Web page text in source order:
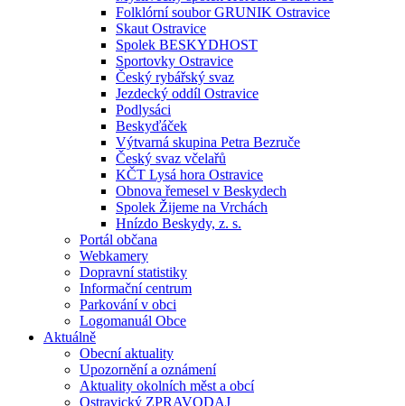
Folklórní soubor GRUNIK Ostravice
Skaut Ostravice
Spolek BESKYDHOST
Sportovky Ostravice
Český rybářský svaz
Jezdecký oddíl Ostravice
Podlysáci
Beskyďáček
Výtvarná skupina Petra Bezruče
Český svaz včelařů
KČT Lysá hora Ostravice
Obnova řemesel v Beskydech
Spolek Žijeme na Vrchách
Hnízdo Beskydy, z. s.
Portál občana
Webkamery
Dopravní statistiky
Informační centrum
Parkování v obci
Logomanuál Obce
Aktuálně
Obecní aktuality
Upozornění a oznámení
Aktuality okolních měst a obcí
Ostravický ZPRAVODAJ